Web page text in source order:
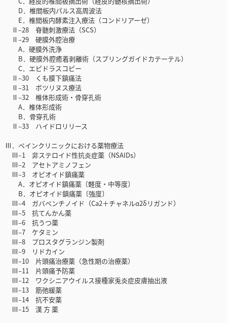
D．椎間板内パルス高周波法
E．椎間板内酵素注入療法（コンドリアーゼ）
Ⅱ‒28 脊髄刺激療法（SCS）
Ⅱ‒29 硬膜外腔治療
A．硬膜外洗浄
B．硬膜外腔癒着剥離術（スプリングガイドカテーテル）
C．エピドラスコピー
Ⅱ‒30 くも膜下鎮痛法
Ⅱ‒31 ボツリヌス療法
Ⅱ‒32 椎体形成術・骨穿孔術
A．椎体形成術
B．骨穿孔術
Ⅱ‒33 ハイドロリリース
Ⅲ．ペインクリニックにおける薬物療法
Ⅲ‒1 非ステロイド性抗炎症薬（NSAIDs）
Ⅲ‒2 アセトアミノフェン
Ⅲ‒3 オピオイド鎮痛薬
A．オピオイド鎮痛薬〔軽度・中等度〕
B．オピオイド鎮痛薬〔強度〕
Ⅲ‒4 ガバペンチノイド（Ca2＋チャネルα2δリガンド）
Ⅲ‒5 抗てんかん薬
Ⅲ‒6 抗うつ薬
Ⅲ‒7 ケタミン
Ⅲ‒8 プロスタグランジン製剤
Ⅲ‒9 リドカイン
Ⅲ‒10 片頭痛治療薬（急性期の治療薬）
Ⅲ‒11 片頭痛予防薬
Ⅲ‒12 ワクシニアウイルス接種家兎炎症皮膚抽出液
Ⅲ‒13 筋弛緩薬
Ⅲ‒14 抗不安薬
Ⅲ‒15 漢 方 薬